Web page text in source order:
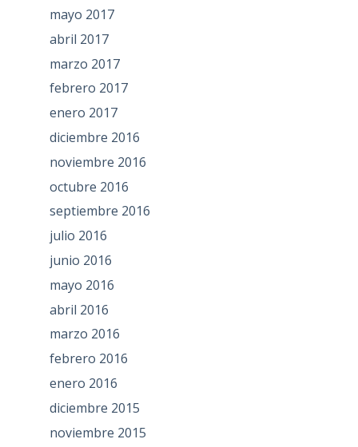
mayo 2017
abril 2017
marzo 2017
febrero 2017
enero 2017
diciembre 2016
noviembre 2016
octubre 2016
septiembre 2016
julio 2016
junio 2016
mayo 2016
abril 2016
marzo 2016
febrero 2016
enero 2016
diciembre 2015
noviembre 2015